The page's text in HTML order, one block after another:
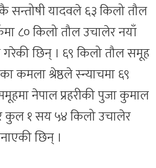
सन्तोषी यादवले ६३ किलो तौल
८० किलो तौल उचालेर नयाँ
गरेकी छिन् । ६९ किलो तौल समूह
कमला श्रेष्ठले स्न्याचमा ६९
नेपाल प्रहरीकी पुजा कुमाल
कुल १ सय ५४ किलो उचालेर
छिन् ।